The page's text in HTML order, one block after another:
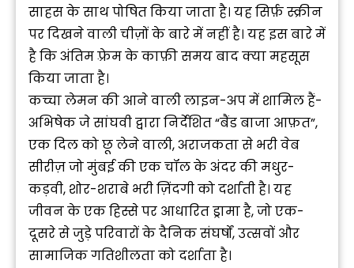
साहस के साथ पोषित किया जाता है। यह सिर्फ़ स्क्रीन
पर दिखने वाली चीज़ों के बारे में नहीं है। यह इस बारे में
है कि अंतिम फ़्रेम के काफ़ी समय बाद क्या महसूस
किया जाता है।
कच्चा लेमन की आने वाली लाइन-अप में शामिल हैं-
अभिषेक जे सांघवी द्वारा निर्देशित “बैंड बाजा आफ़त”,
एक दिल को छू लेने वाली, अराजकता से भरी वेब
सीरीज़ जो मुंबई की एक चॉल के अंदर की मधुर-
कड़वी, शोर-शराबे भरी ज़िंदगी को दर्शाती है। यह
जीवन के एक हिस्से पर आधारित ड्रामा है, जो एक-
दूसरे से जुड़े परिवारों के दैनिक संघर्षों, उत्सवों और
सामाजिक गतिशीलता को दर्शाता है।